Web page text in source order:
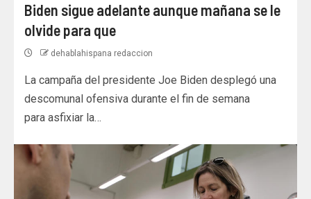
Biden sigue adelante aunque mañana se le
olvide para que
dehablahispana redaccion
La campaña del presidente Joe Biden desplegó una
descomunal ofensiva durante el fin de semana
para asfixiar la…